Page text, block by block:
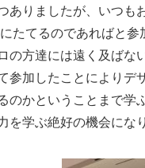
ありましたが、いつも
たてるのであればと
の方達には遠く及ばな
参加したことにより
のかということまで
を学ぶ絶好の機会にな